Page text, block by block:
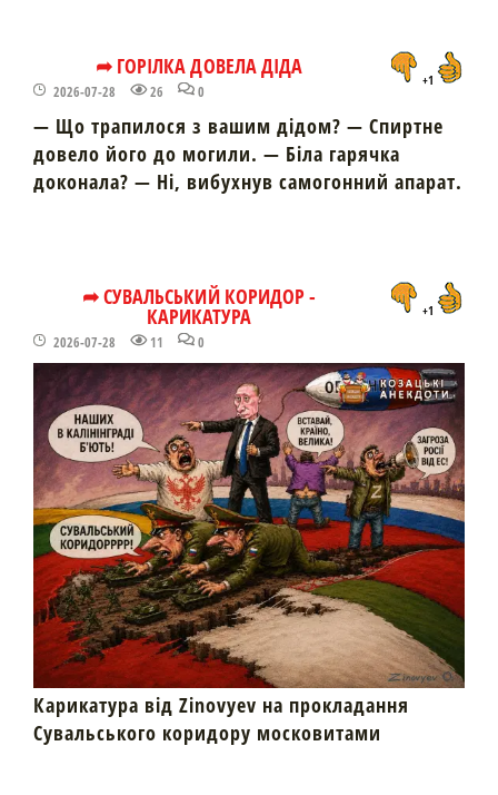
➦ ГОРІЛКА ДОВЕЛА ДІДА
2026-07-28 26 0
+1
— Що трапилося з вашим дідом? — Спиртне
довело його до могили. — Біла гарячка
доконала? — Ні, вибухнув самогонний апарат.
➦ СУВАЛЬСЬКИЙ КОРИДОР -
КАРИКАТУРА
2026-07-28 11 0
+1
Карикатура від Zinovyev на прокладання
Сувальського коридору московитами